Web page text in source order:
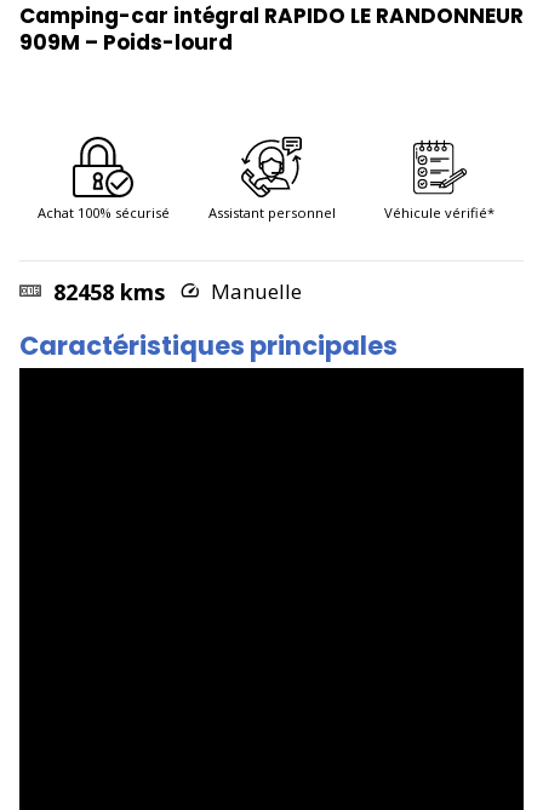
Camping-car intégral RAPIDO LE RANDONNEUR
909M – Poids-lourd
Achat 100% sécurisé Assistant personnel Véhicule vérifié*
82458 kms Manuelle
Caractéristiques principales